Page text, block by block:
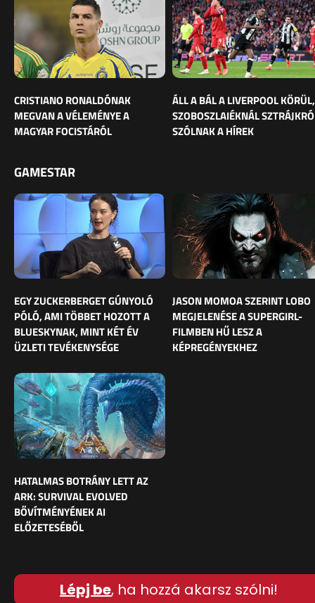
CRISTIANO RONALDÓNAK
MEGVAN A VÉLEMÉNYE A
MAGYAR FOCISTÁRÓL
ÁLL A BÁL A LIVERPOOL KÖRÜL,
SZOBOSZLAIÉKNÁL
SZÓLNAK A HÍREK
GAMESTAR
EGY ZUCKERBERGET GÚNYOLÓ
PÓLÓ, AMI TÖBBET HOZOTT A
BLUESKYNAK, MINT KÉT ÉV
ÜZLETI TEVÉKENYSÉGE
JASON MOMOA SZERINT LOBO
MEGJELENÉSE A SUPERGIRL-
FILMBEN HŰ LESZ A
KÉPREGÉNYEKHEZ
HATALMAS BOTRÁNY LETT AZ
ARK: SURVIVAL EVOLVED
BŐVÍTMÉNYÉNEK AI
ELŐZETESÉBŐL
Lépj be, ha hozzá akarsz szólni!